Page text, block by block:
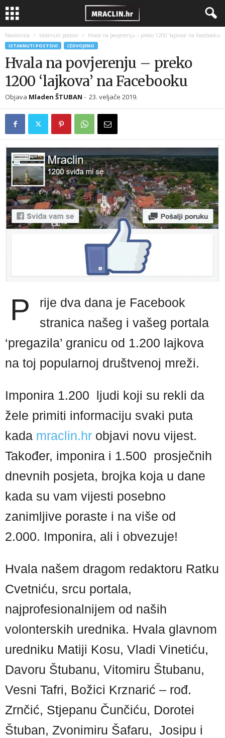
Naslovnica Istaknuti postovi Hvala na povjerenju – preko 1200 ‘lajkova’ na Facebooku
ISTAKNUTI POSTOVI IZDVOJENO
Hvala na povjerenju – preko
1200 ‘lajkova’ na Facebooku
Objava Mladen ŠTUBAN - 23. veljače 2019.
P
rije dva dana je Facebook
stranica našeg i vašeg portala
‘pregazila’ granicu od 1.200 lajkova
na toj popularnoj društvenoj mreži.
Imponira 1.200 ljudi koji su rekli da
žele primiti informaciju svaki puta
kada mraclin.hr objavi novu vijest.
Također, imponira i 1.500 prosječnih
dnevnih posjeta, brojka koja u dane
kada su vam vijesti posebno
zanimljive poraste i na više od
2.000. Imponira, ali i obvezuje!
Hvala našem dragom redaktoru Ratku
Cvetniću, srcu portala,
najprofesionalnijem od naših
volonterskih urednika. Hvala glavnom
uredniku Matiji Kosu, Vladi Vinetiću,
Davoru Štubanu, Vitomiru Štubanu,
Vesni Tafri, Božici Krznarić – rođ.
Zrnčić, Stjepanu Čunčiću, Dorotei
Štuban, Zvonimiru Šafaru, Josipu i